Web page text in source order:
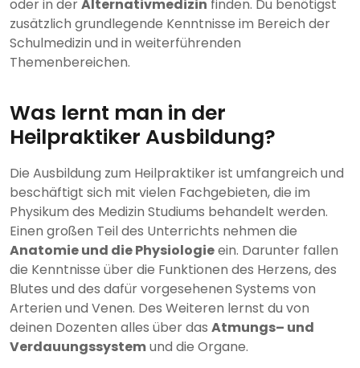
oder in derAlternativmedizin finden. Du benötigst
zusätzlich grundlegende Kenntnisse im Bereich der
Schulmedizin und in weiterführenden
Themenbereichen.
Was lernt man in der
Heilpraktiker Ausbildung?
Die Ausbildung zum Heilpraktiker ist umfangreich und
beschäftigt sich mit vielen Fachgebieten, die im
Physikum des Medizin Studiums behandelt werden.
Einen großen Teil des Unterrichts nehmen die
Anatomie und die Physiologieein. Darunter fallen
die Kenntnisse über die Funktionen des Herzens, des
Blutes und des dafür vorgesehenen Systems von
Arterien und Venen. Des Weiteren lernst du von
deinen Dozenten alles über das Atmungs– und
Verdauungssystemund die Organe.